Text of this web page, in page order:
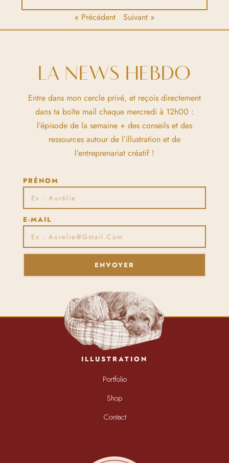
« Précédent Suivant »
LA NEWS HEBDO
Entre dans mon cercle privé, et reçois directement
dans ta boîte mail chaque mercredi à 12h00 :
l’épisode de la semaine + des conseils et des
ressources autour de l’illustration et de
l’entreprenariat créatif !
PRÉNOM
E-MAIL
ENVOYER
ILLUSTRATION
Portfolio
Shop
Contact